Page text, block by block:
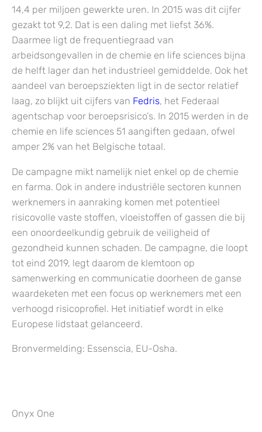
14,4 per miljoen gewerkte uren. In 2015 was dit cijfer
gezakt tot 9,2. Dat is een daling met liefst 36%.
Daarmee ligt de frequentiegraad van
arbeidsongevallen in de chemie en life sciences bijna
de helft lager dan het industrieel gemiddelde. Ook het
aandeel van beroepsziekten ligt in de sector relatief
laag, zo blijkt uit cijfers van Fedris, het Federaal
agentschap voor beroepsrisico’s. In 2015 werden in de
chemie en life sciences 51 aangiften gedaan, ofwel
amper 2% van het Belgische totaal.
De campagne mikt namelijk niet enkel op de chemie
en farma. Ook in andere industriële sectoren kunnen
werknemers in aanraking komen met potentieel
risicovolle vaste stoffen, vloeistoffen of gassen die bij
een onoordeelkundig gebruik de veiligheid of
gezondheid kunnen schaden. De campagne, die loopt
tot eind 2019, legt daarom de klemtoon op
samenwerking en communicatie doorheen de ganse
waardeketen met een focus op werknemers met een
verhoogd risicoprofiel. Het initiatief wordt in elke
Europese lidstaat gelanceerd.
Bronvermelding: Essenscia, EU-Osha.
Onyx One